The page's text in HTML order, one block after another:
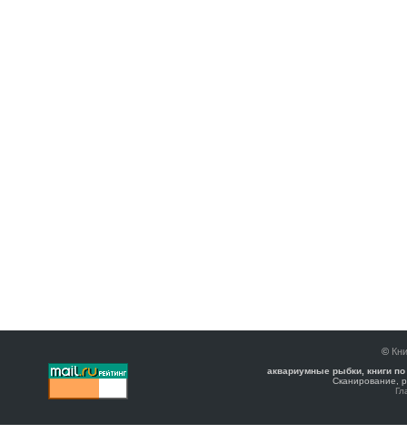
©
аквариумные рыбки, книги
Сканирование,